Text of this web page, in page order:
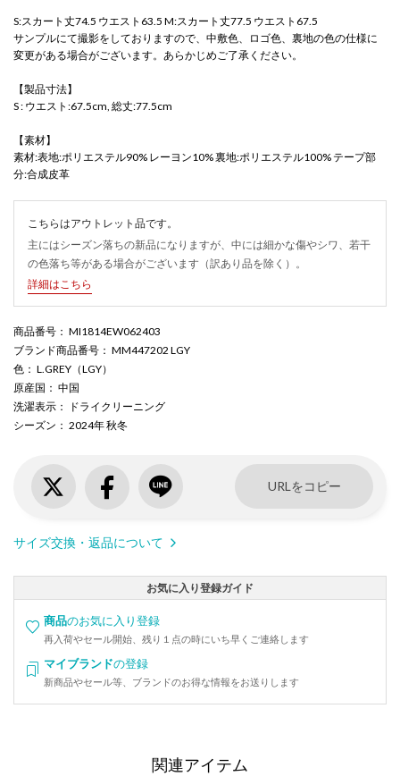
S:スカート丈74.5 ウエスト63.5 M:スカート丈77.5 ウエスト67.5
サンプルにて撮影をしておりますので、中敷色、ロゴ色、裏地の色の仕様に
変更がある場合がございます。あらかじめご了承ください。
【製品寸法】
S : ウエスト:67.5cm, 総丈:77.5cm
【素材】
素材:表地:ポリエステル90% レーヨン10% 裏地:ポリエステル100% テープ部
分:合成皮革
こちらはアウトレット品です。
主にはシーズン落ちの新品になりますが、中には細かな傷やシワ、若干
の色落ち等がある場合がございます（訳あり品を除く）。
詳細はこちら
商品番号 ： MI1814EW062403
ブランド商品番号 ： MM447202 LGY
色 ： L.GREY（LGY）
原産国 ： 中国
洗濯表示 ： ドライクリーニング
シーズン ： 2024年 秋冬
URLをコピー
サイズ交換・返品について
お気に入り登録ガイド
商品のお気に入り登録
再入荷やセール開始、残り１点の時にいち早くご連絡します
マイブランドの登録
新商品やセール等、ブランドのお得な情報をお送りします
関連アイテム